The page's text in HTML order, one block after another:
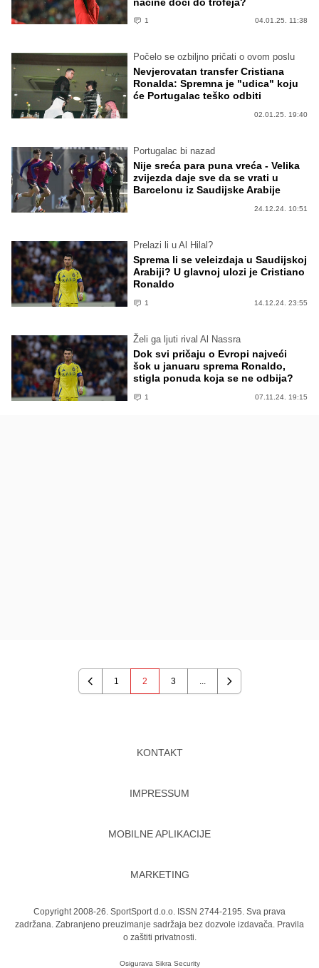
1 04.01.25. 11:38
Počelo se ozbiljno pričati o ovom poslu
Nevjerovatan transfer Cristiana
Ronalda: Spremna je "udica" koju
će Portugalac teško odbiti
02.01.25. 19:40
Portugalac bi nazad
Nije sreća para puna vreća - Velika
zvijezda daje sve da se vrati u
Barcelonu iz Saudijske Arabije
24.12.24. 10:51
Prelazi li u Al Hilal?
Sprema li se veleizdaja u Saudijskoj
Arabiji? U glavnoj ulozi je Cristiano
Ronaldo
1 14.12.24. 23:55
Želi ga ljuti rival Al Nassra
Dok svi pričaju o Evropi najveći
šok u januaru sprema Ronaldo,
stigla ponuda koja se ne odbija?
1 07.11.24. 19:15
Previous
1 2 3 ...
Next
KONTAKT
IMPRESSUM
MOBILNE APLIKACIJE
MARKETING
Copyright 2008-26. SportSport d.o.o. ISSN 2744-2195. Sva prava
zadržana. Zabranjeno preuzimanje sadržaja bez dozvole izdavača. Pravila
o zaštiti privatnosti.
Osigurava Sikra Security